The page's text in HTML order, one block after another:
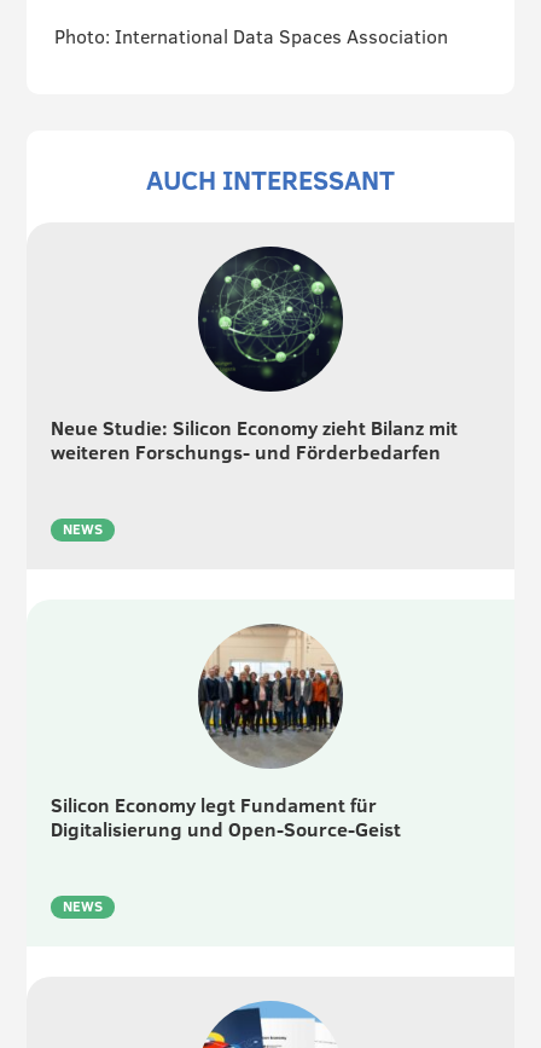
Photo: International Data Spaces Association
AUCH INTERESSANT
Neue Studie: Silicon Economy zieht Bilanz mit
weiteren Forschungs- und Förderbedarfen
NEWS
Silicon Economy legt Fundament für
Digitalisierung und Open-Source-Geist
NEWS